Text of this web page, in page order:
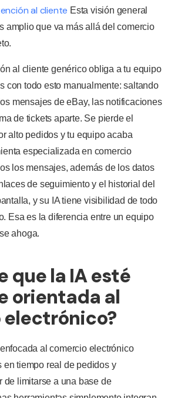
al cliente Esta visión general
amplio que va más allá del comercio
al cliente genérico obliga a tu equipo
con todo esto manualmente: saltando
mensajes de eBay, las notificaciones
de tickets aparte. Se pierde el
alto pedidos y tu equipo acaba
especializada en comercio
los mensajes, además de los datos
de seguimiento y el historial del
y su IA tiene visibilidad de todo
Esa es la diferencia entre un equipo
ahoga.
que la IA esté
orientada al
al comercio electrónico
en tiempo real de pedidos y
de limitarse a una base de